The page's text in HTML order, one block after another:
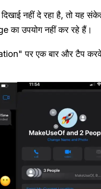
नहीं दे रहा है, तो यह
का उपयोग नहीं कर रहे हैं।
पर एक बार और टैप करके